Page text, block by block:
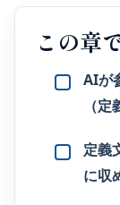
この章
AIが
（
定義
に収